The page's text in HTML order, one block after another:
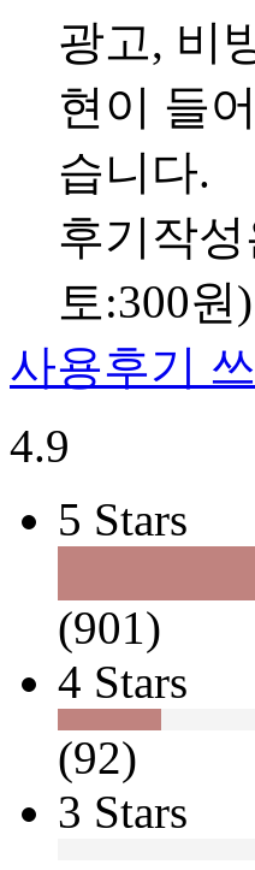
광고, 비
현이 들
습니다.
후기작
토:300원)
사용후기
4.9
5 Stars
(901)
4 Stars
(92)
3 Stars